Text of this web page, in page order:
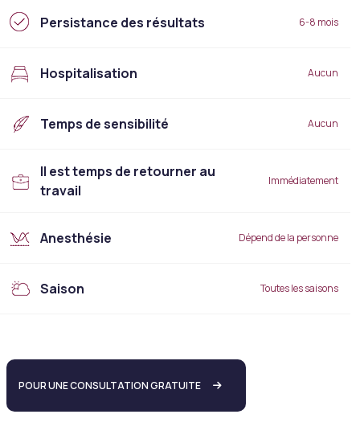
Persistance des résultats 6-8 mois
Hospitalisation Aucun
Temps de sensibilité Aucun
Il est temps de retourner au
travail
Immédiatement
Anesthésie Dépend de la personne
Saison Toutes les saisons
POUR UNE CONSULTATION GRATUITE